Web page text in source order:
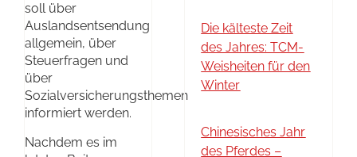
soll über
Auslandsentsendung
allgemein, über
Steuerfragen und
über
Sozialversicherungsthemen
informiert werden.
Nachdem es im
Die kälteste Zeit
des Jahres: TCM-
Weisheiten für den
Winter
Chinesisches Jahr
des Pferdes –